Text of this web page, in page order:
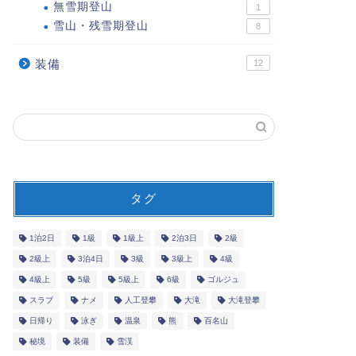
無雪期登山 1
雪山・残雪期登山 8
装備 12
タグ
1泊2日 1級 1級上 2泊3日 2級
2級上 3泊4日 3級 3級上 4級
4級上 5級 5級上 6級 ゴルジュ
スラブ ナメ 人工登攀 大滝 大滝登攀
日帰り 泳ぎ 温泉 熊 百名山
秘境 装備 雪渓